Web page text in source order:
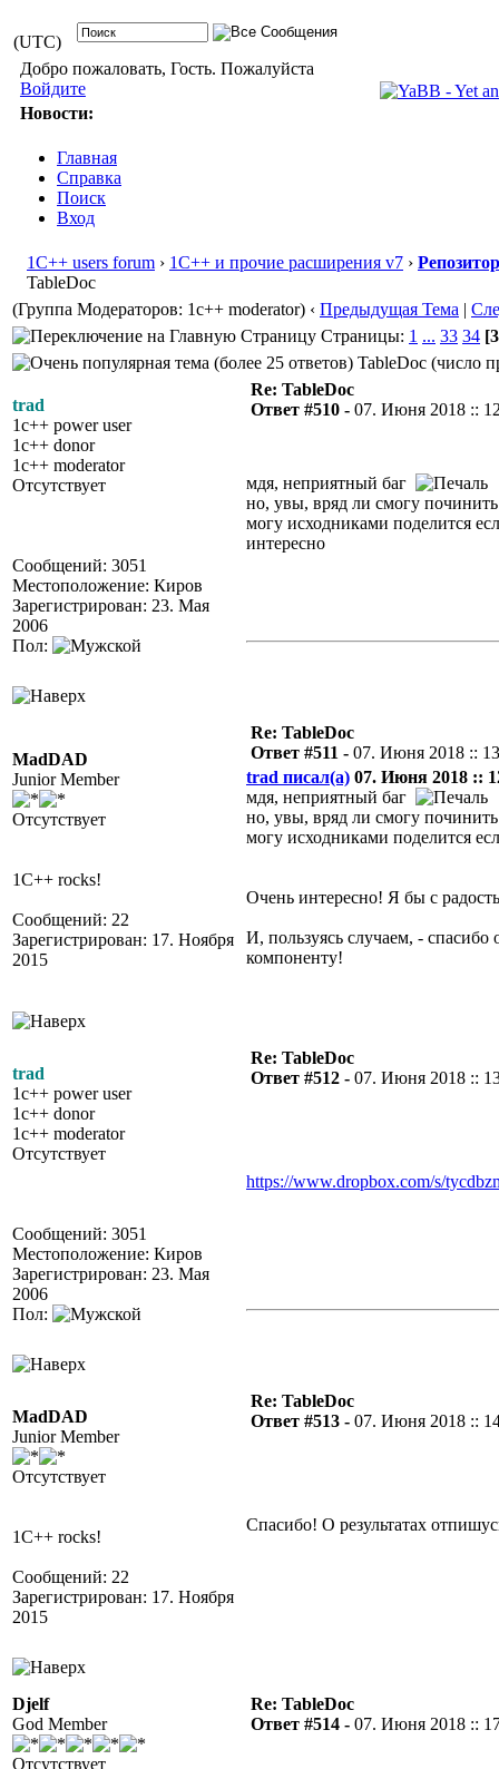
(UTC)
Добро пожаловать, Гость. Пожалуйста
Войдите
Новости:
Главная
Справка
Поиск
Вход
1С++ users forum › 1С++ и прочие расширения v7 ›
TableDoc
(Группа Модераторов: 1c++ moderator) ‹ Предыдущая Тема |
Страницы: 1 ... 33 34
TableDoc (число
trad
1c++ power user
1c++ donor
1c++ moderator
Отсутствует
Сообщений: 3051
Местоположение: Киров
Зарегистрирован: 23. Мая
2006
Пол:
Re: TableDoc
Ответ #510 - 07. Июня 2018 ::
мдя, неприятный баг
но, увы, вряд ли смогу починить
могу исходниками поделится
интересно
MadDAD
Junior Member
Отсутствует
1C++ rocks!
Сообщений: 22
Зарегистрирован: 17. Ноября
2015
Re: TableDoc
Ответ #511 - 07. Июня 2018 ::
trad писал(а) 07. Июня 2018 ::
мдя, неприятный баг
но, увы, вряд ли смогу починить
могу исходниками поделится
Очень интересно! Я бы с
И, пользуясь случаем, - спасибо
компоненту!
trad
1c++ power user
1c++ donor
1c++ moderator
Отсутствует
Сообщений: 3051
Местоположение: Киров
Зарегистрирован: 23. Мая
2006
Пол:
Re: TableDoc
Ответ #512 - 07. Июня 2018 ::
https://www.dropbox.com/s/
MadDAD
Junior Member
Отсутствует
1C++ rocks!
Сообщений: 22
Зарегистрирован: 17. Ноября
2015
Re: TableDoc
Ответ #513 - 07. Июня 2018 ::
Спасибо! О результатах
Djelf
God Member
Отсутствует
Re: TableDoc
Ответ #514 - 07. Июня 2018 ::